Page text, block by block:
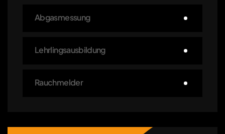
Abgasmessung
Lehrlingsausbildung
Rauchmelder